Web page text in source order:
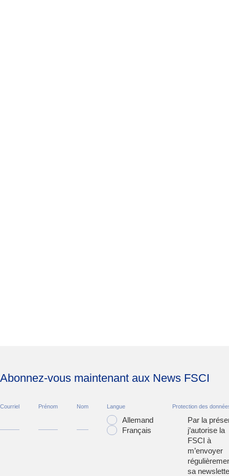
Abonnez-vous maintenant aux News FSCI
Courriel Prénom Nom Langue
Allemand
Français
Protection des
Par la
j’autorise la
FSCI à
m’envoyer
sa